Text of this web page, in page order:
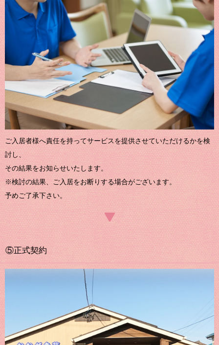
ご入居者様へ責任を持ってサービスを提供させていただけるかを検
討し、
その結果をお知らせいたします。
※検討の結果、ご入居をお断りする場合がございます。
予めご了承下さい。
⑤正式契約